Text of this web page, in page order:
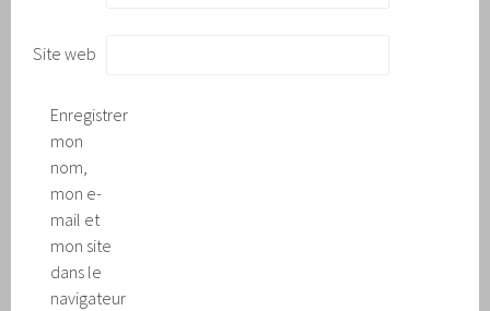
Site web
Enregistrer
mon
nom,
mon e-
mail et
mon site
dans le
navigateur